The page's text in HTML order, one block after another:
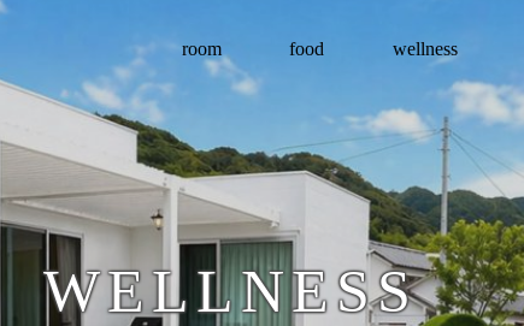
room food wellness
WELLNESS